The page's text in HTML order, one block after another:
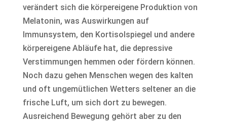
verändert sich die körpereigene Produktion von
Melatonin, was Auswirkungen auf
Immunsystem, den Kortisolspiegel und andere
körpereigene Abläufe hat, die depressive
Verstimmungen hemmen oder fördern können.
Noch dazu gehen Menschen wegen des kalten
und oft ungemütlichen Wetters seltener an die
frische Luft, um sich dort zu bewegen.
Ausreichend Bewegung gehört aber zu den